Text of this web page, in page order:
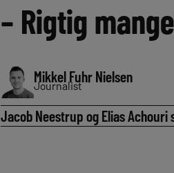
– Rigtig
Mikkel Fuhr Nielsen
Journalist
Jacob Neestrup og Elias